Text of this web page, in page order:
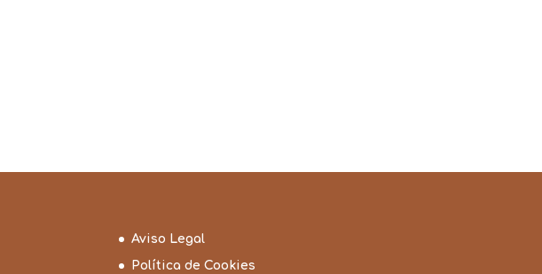
Aviso Legal
Política de Cookies